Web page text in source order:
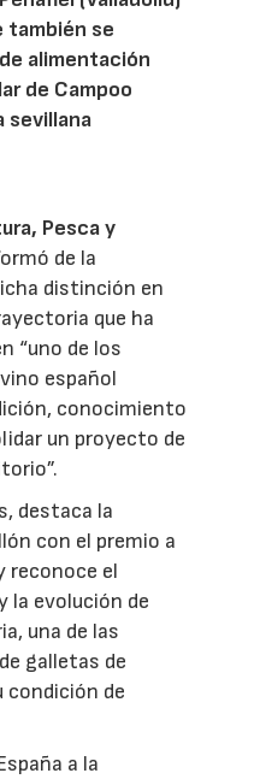
también se
alimentación
de Campoo
sevillana
Pesca y
de la
distinción en
que ha
“uno de los
español
conocimiento
un proyecto de
destaca la
con el premio a
reconoce el
la evolución de
una de las
galletas de
condición de
a la